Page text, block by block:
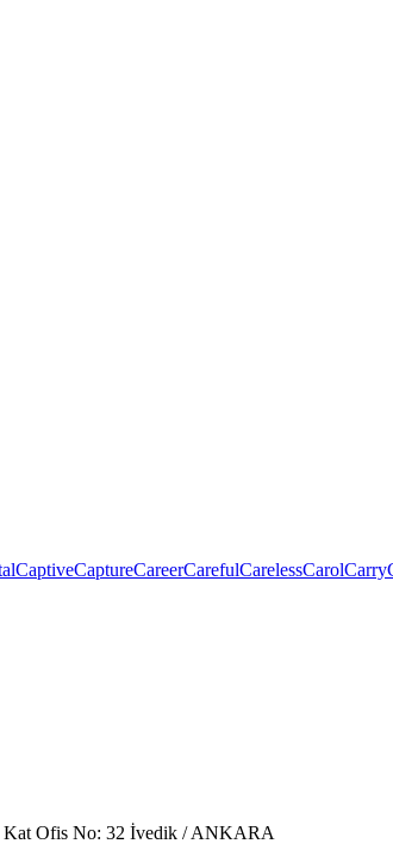
CaptiveCaptureCareerCarefulCarelessCarolCarry
Kat Ofis No: 32 İvedik / ANKARA